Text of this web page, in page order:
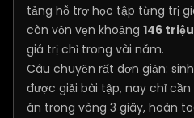
tảng hỗ trợ học tập từng trị
còn vỏn vẹn khoảng 146 triệu
giá trị chỉ trong vài năm.
Câu chuyện rất đơn giản:
được giải bài tập, nay chỉ
án trong vòng 3 giây, hoàn